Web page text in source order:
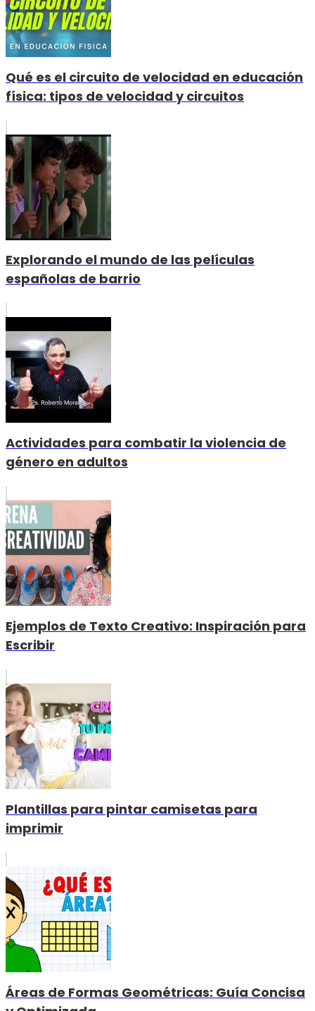
Qué es el circuito de velocidad en educación
física: tipos de velocidad y circuitos
Explorando el mundo de las películas
españolas de barrio
Actividades para combatir la violencia de
género en adultos
Ejemplos de Texto Creativo: Inspiración para
Escribir
Plantillas para pintar camisetas para
imprimir
Áreas de Formas Geométricas: Guía Concisa